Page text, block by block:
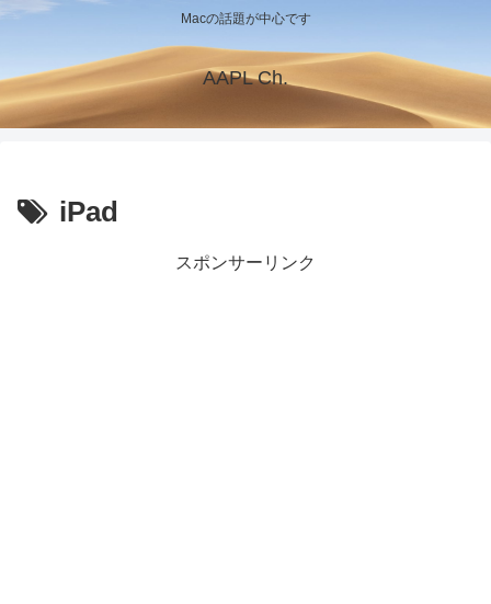
Macの話題が中心です
AAPL Ch.
iPad
スポンサーリンク